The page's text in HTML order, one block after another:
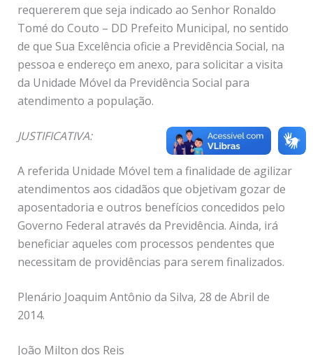
requererem que seja indicado ao Senhor Ronaldo
Tomé do Couto – DD Prefeito Municipal, no sentido
de que Sua Excelência oficie a Previdência Social, na
pessoa e endereço em anexo, para solicitar a visita
da Unidade Móvel da Previdência Social para
atendimento a população.
JUSTIFICATIVA:
A referida Unidade Móvel tem a finalidade de agilizar
atendimentos aos cidadãos que objetivam gozar de
aposentadoria e outros benefícios concedidos pelo
Governo Federal através da Previdência. Ainda, irá
beneficiar aqueles com processos pendentes que
necessitam de providências para serem finalizados.
Plenário Joaquim Antônio da Silva, 28 de Abril de
2014.
João Milton dos Reis